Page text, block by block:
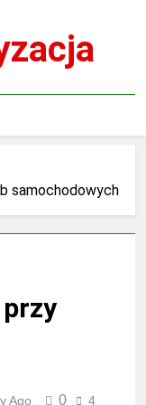
samochodowych
Ago 0 4